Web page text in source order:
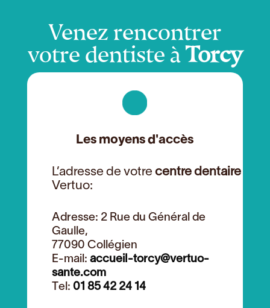
Venez rencontrer
votre dentiste à Torcy
Les moyens d'accès
L’adresse de votre centre dentaire
Vertuo:
Adresse: 2 Rue du Général de
Gaulle,
77090 Collégien
E-mail: accueil-torcy@vertuo-
sante.com
Tel: 01 85 42 24 14